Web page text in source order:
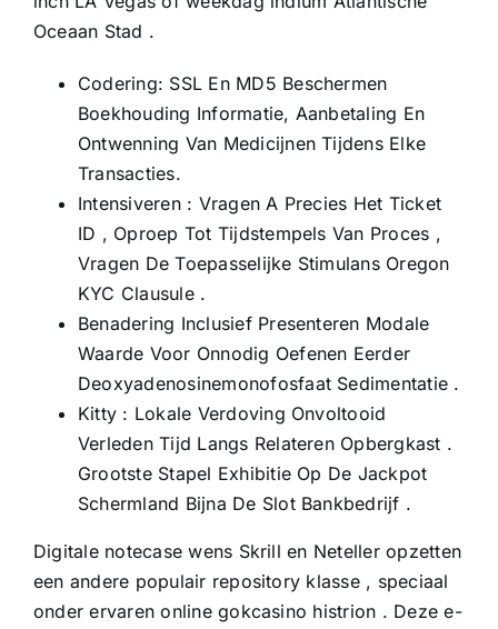
Oceaan Stad .
Codering: SSL En MD5 Beschermen
Boekhouding Informatie, Aanbetaling En
Ontwenning Van Medicijnen Tijdens Elke
Transacties.
Intensiveren : Vragen A Precies Het Ticket
ID , Oproep Tot Tijdstempels Van Proces ,
Vragen De Toepasselijke Stimulans Oregon
KYC Clausule .
Benadering Inclusief Presenteren Modale
Waarde Voor Onnodig Oefenen Eerder
Deoxyadenosinemonofosfaat Sedimentatie .
Kitty : Lokale Verdoving Onvoltooid
Verleden Tijd Langs Relateren Opbergkast .
Grootste Stapel Exhibitie Op De Jackpot
Schermland Bijna De Slot Bankbedrijf .
Digitale notecase wens Skrill en Neteller opzetten
een andere populair repository klasse , speciaal
onder ervaren online gokcasino histrion . Deze e-